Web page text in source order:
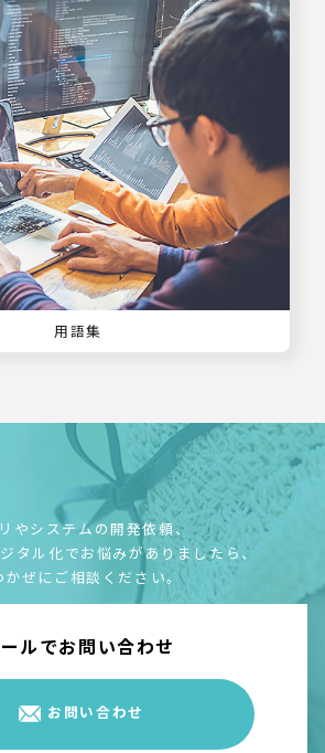
用語集
やシステムの開発依頼、
タル化でお悩みがありましたら、
かぜにご相談ください。
ルでお問い合わせ
お問い合わせ